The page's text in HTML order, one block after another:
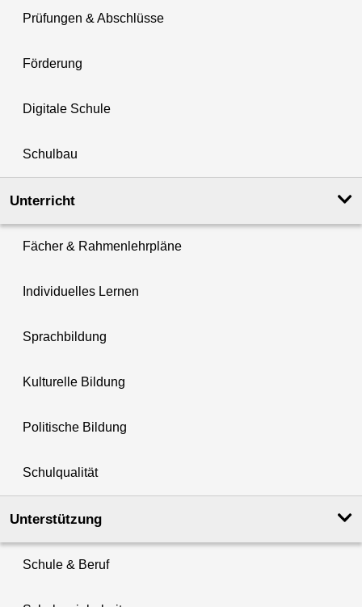
Prüfungen & Abschlüsse
Förderung
Digitale Schule
Schulbau
Unterricht
Fächer & Rahmenlehrpläne
Individuelles Lernen
Sprachbildung
Kulturelle Bildung
Politische Bildung
Schulqualität
Unterstützung
Schule & Beruf